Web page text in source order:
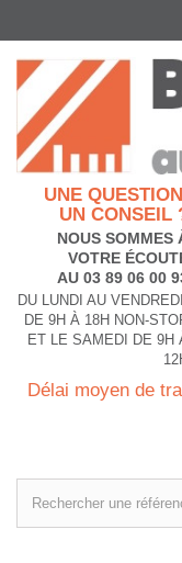
UNE
UN CONSEIL
NOUS SOMMES
VOTRE
AU 03 89 06 00
DU LUNDI AU
DE 9H À 18H NON-
ET LE SAMEDI DE 9H
Délai moyen de